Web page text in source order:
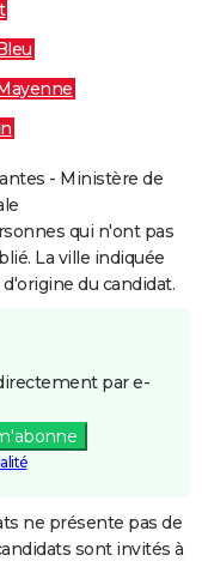
- Ministère de
qui n'ont pas
La ville indiquée
du candidat.
par e-
ne présente pas de
sont invités à